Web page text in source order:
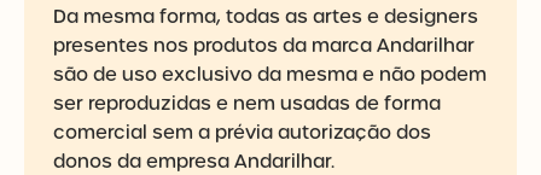
Da mesma forma, todas as artes e designers
presentes nos produtos da marca Andarilhar
são de uso exclusivo da mesma e não podem
ser reproduzidas e nem usadas de forma
comercial sem a prévia autorização dos
donos da empresa Andarilhar.